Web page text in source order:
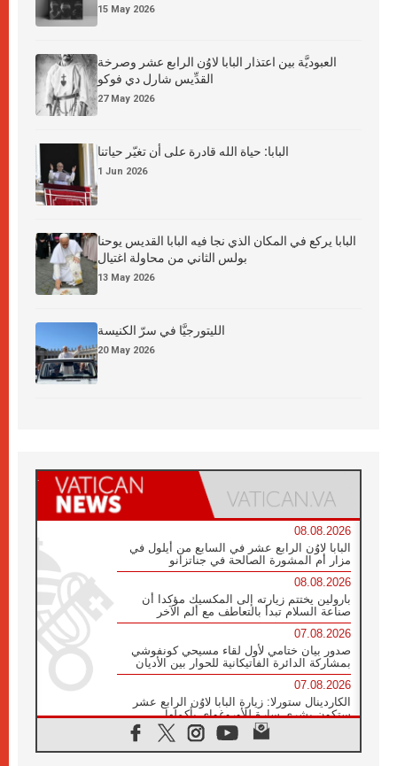
15 May 2026
العبوديَّة بين اعتذار البابا لاوُن الرابع عشر وصرخة
القدِّيس شارل دي فوكو
27 May 2026
البابا: حياة الله قادرة على أن تغيّر حياتنا
1 Jun 2026
البابا يركع في المكان الذي نجا فيه البابا القديس يوحنا
بولس الثاني من محاولة اغتيال
13 May 2026
الليتورجيَّا في سرّ الكنيسة
20 May 2026
08.08.2026
البابا لاوُن الرابع عشر في السابع من أيلول في
مزار أم المشورة الصالحة في جناتزانو
08.08.2026
بارولين يختتم زيارته إلى المكسيك مؤكدا أن
صناعة السلام تبدأ بالتعاطف مع ألم الآخر
07.08.2026
صدور بيان ختامي لأول لقاء مسيحي كونفوشي
بمشاركة الدائرة الفاتيكانية للحوار بين الأديان
07.08.2026
الكاردينال ستورلا: زيارة البابا لاوُن الرابع عشر
ستكون بشرى سارة للأوروغواي بأكملها
الفاتيكان يعلن برنامج الزيارة الرسولية للبابا لاوُن